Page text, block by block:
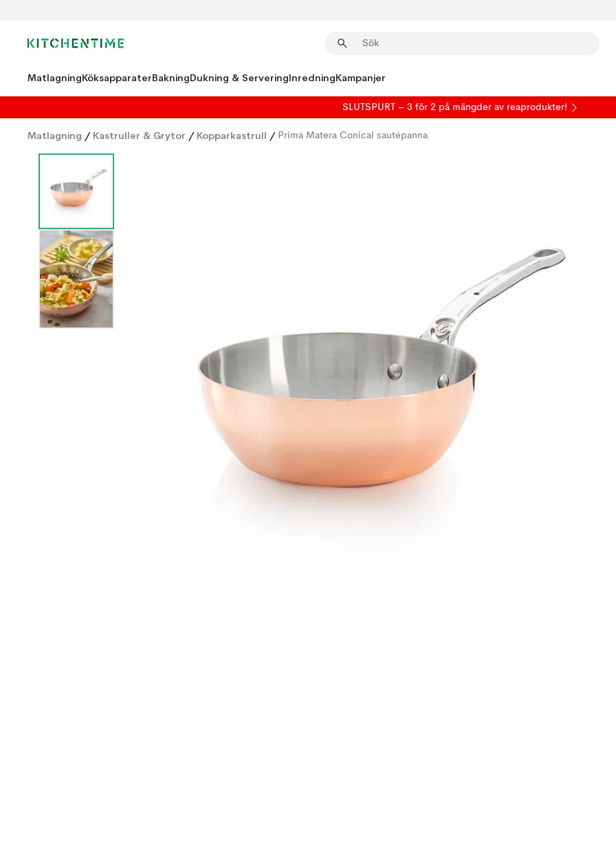
MatlagningKöksapparaterBakningDukning & ServeringInredningKampanjer
SLUTSPURT – 3 för 2 på mängder av reaprodukter!
Matlagning / Kastruller & Grytor / Kopparkastrull / Prima Matera Conical sautépanna